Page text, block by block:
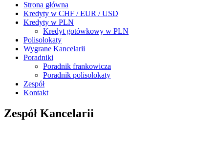
Strona główna
Kredyty w CHF / EUR / USD
Kredyty w PLN
Kredyt gotówkowy w PLN
Polisolokaty
Wygrane Kancelarii
Poradniki
Poradnik frankowicza
Poradnik polisolokaty
Zespół
Kontakt
Zespół Kancelarii